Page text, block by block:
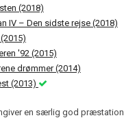
(2018)
IV – Den sidste rejse (2018)
'92 (2015)
drømmer (2014)
(2013)
en særlig god præstation